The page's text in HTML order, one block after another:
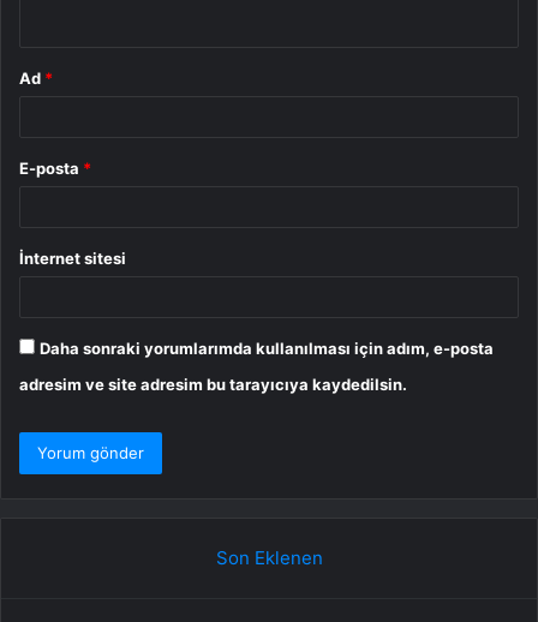
Ad *
E-posta *
İnternet sitesi
Daha sonraki yorumlarımda kullanılması için adım, e-posta
adresim ve site adresim bu tarayıcıya kaydedilsin.
Son Eklenen